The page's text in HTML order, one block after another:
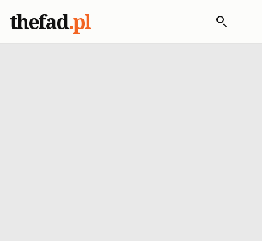
thefad.pl